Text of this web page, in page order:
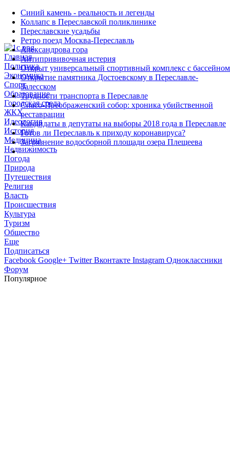
Главная
Политика
Экономика
Спорт
Образование
Городская среда
ЖКХ
Идеология
История
Медицина
Недвижимость
Погода
Природа
Путешествия
Религия
Власть
Происшествия
Культура
Туризм
Общество
Еще
Подписаться
Facebook Google+ TwitterВконтакте Instagram Одноклассники
Форум
Популярное
Синий камень - реальность и легенды
Коллапс в Переславской поликлинике
Переславские усадьбы
Ретро поезд Москва-Переславль
Александрова гора
Антипрививочная истерия
Открыт универсальный спортивный комплекс с бассейном
Открытие памятника Достоевскому в Переславле-
Залесском
Трудности транспорта в Переславле
Спасо-Преображенский собор: хроника убийственной
реставрации
Кандидаты в депутаты на выборы 2018 года в Переславле
Готов ли Переславль к приходу коронавируса?
Загрязнение водосборной площади озера Плещеева